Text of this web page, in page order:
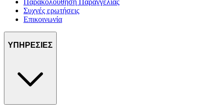
Παρακολούθηση Παραγγελίας
Συχνές ερωτήσεις
Επικοινωνία
ΥΠΗΡΕΣΙΕΣ